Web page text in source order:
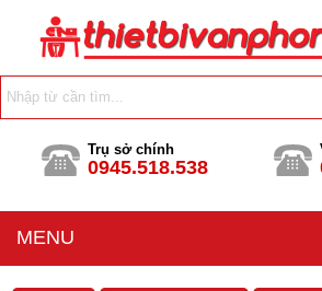
Trụ sở chính
0945.518.538
MENU